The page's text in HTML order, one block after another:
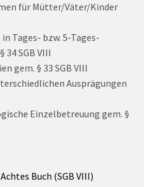
für Mütter/Väter/Kinder
Tages- bzw. 5-Tages-
34 SGB VIII
gem. § 33 SGB VIII
Ausprägungen
Einzelbetreuung gem. §
Buch (SGB VIII)